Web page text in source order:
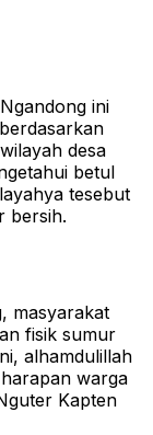
ini
desa
betul
tesebut
bersih.
masyarakat
fisik sumur
alhamdulillah
warga
Kapten